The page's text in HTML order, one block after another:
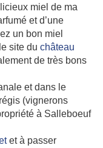
miel de ma
et d’une
un bon miel
site du château
de très bons
et dans le
(vignerons
à Salleboeuf
et à passer